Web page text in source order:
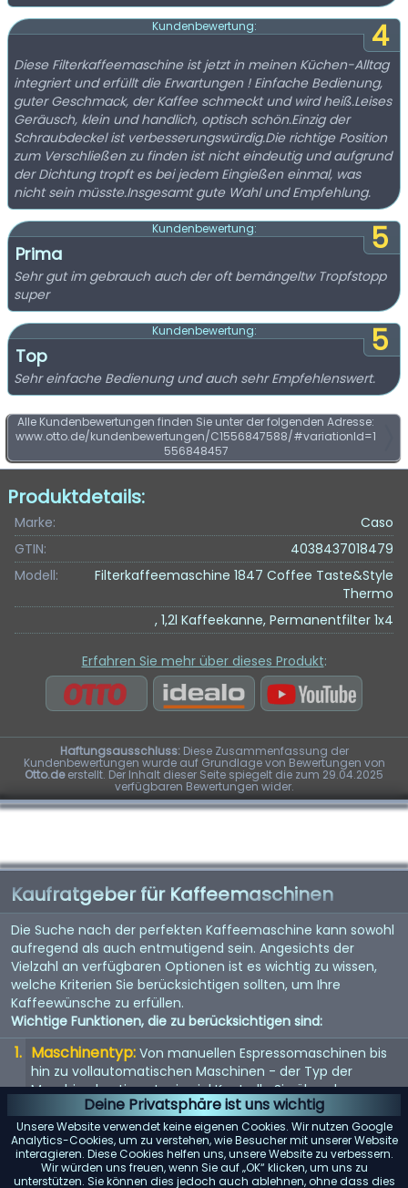
Deine Privatsphäre ist uns wichtig
Unsere Website verwendet keine eigenen Cookies. Wir nutzen Google
Analytics-Cookies, um zu verstehen, wie Besucher mit unserer Website
interagieren. Diese Cookies helfen uns, unsere Website zu verbessern.
Wir würden uns freuen, wenn Sie auf „OK“ klicken, um uns zu
unterstützen. Sie können dies jedoch auch ablehnen, ohne dass dies
4
Kundenbewertung:
Diese Filterkaffeemaschine ist jetzt in meinen Küchen-Alltag
integriert und erfüllt die Erwartungen ! Einfache Bedienung,
guter Geschmack, der Kaffee schmeckt und wird heiß.Leises
Geräusch, klein und handlich, optisch schön.Einzig der
Schraubdeckel ist verbesserungswürdig.Die richtige Position
zum Verschließen zu finden ist nicht eindeutig und aufgrund
der Dichtung tropft es bei jedem Eingießen einmal, was
nicht sein müsste.Insgesamt gute Wahl und Empfehlung.
5
Kundenbewertung:
Prima
Sehr gut im gebrauch auch der oft bemängeltw Tropfstopp
super
5
Kundenbewertung:
Top
Sehr einfache Bedienung und auch sehr Empfehlenswert.
Alle Kundenbewertungen finden Sie unter der folgenden Adresse:
www.otto.de/kundenbewertungen/C1556847588/#variationId=1
556848457
Produktdetails:
Marke:
Caso
GTIN:
4038437018479
Modell:
Filterkaffeemaschine 1847 Coffee Taste&Style
Thermo
, 1,2l Kaffeekanne, Permanentfilter 1x4
Erfahren Sie mehr über dieses Produkt:
Haftungsausschluss:Diese Zusammenfassung der
Kundenbewertungen wurde auf Grundlage von Bewertungen von
Otto.deerstellt. Der Inhalt dieser Seite spiegelt die zum 29.04.2025
verfügbaren Bewertungen wider.
Kaufratgeber für Kaffeemaschinen
Die Suche nach der perfekten Kaffeemaschine kann sowohl
aufregend als auch entmutigend sein. Angesichts der
Vielzahl an verfügbaren Optionen ist es wichtig zu wissen,
welche Kriterien Sie berücksichtigen sollten, um Ihre
Kaffeewünsche zu erfüllen.
Wichtige Funktionen, die zu berücksichtigen sind:
Maschinentyp: Von manuellen Espressomaschinen bis
hin zu vollautomatischen Maschinen - der Typ der
Maschine bestimmt, wie viel Kontrolle Sie über den
Brühvorgang haben.
Qualität der Mühle: Eine eingebaute Mühle kann
entscheidend sein. Suchen Sie nach einer Maschine mit
einem hochwertigen Mahlwerk für den frischesten Kaffee.